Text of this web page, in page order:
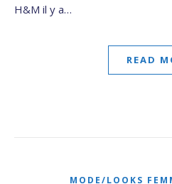
H&M il y a…
READ
MODE/LOOKS